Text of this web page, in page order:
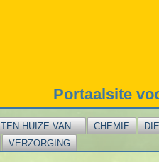
Portaalsite
TEN HUIZE VAN... CHEMIE
VERZORGING